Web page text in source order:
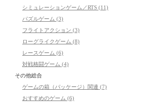
シミュレーションゲーム／RTS (11)
パズルゲーム (3)
フライトアクション (3)
ローグライクゲーム (8)
レースゲーム (6)
対戦格闘ゲーム (4)
その他総合
ゲームの箱（パッケージ）関連 (7)
おすすめのゲーム (6)